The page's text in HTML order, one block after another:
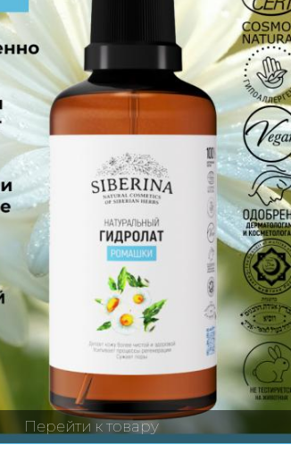
Перейти к товару